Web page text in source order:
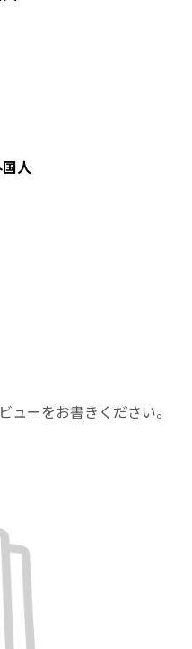
人
ューをお書きください。